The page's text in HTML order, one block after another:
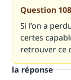
Question
Si l’on a
certes
retrouver ce
la réponse